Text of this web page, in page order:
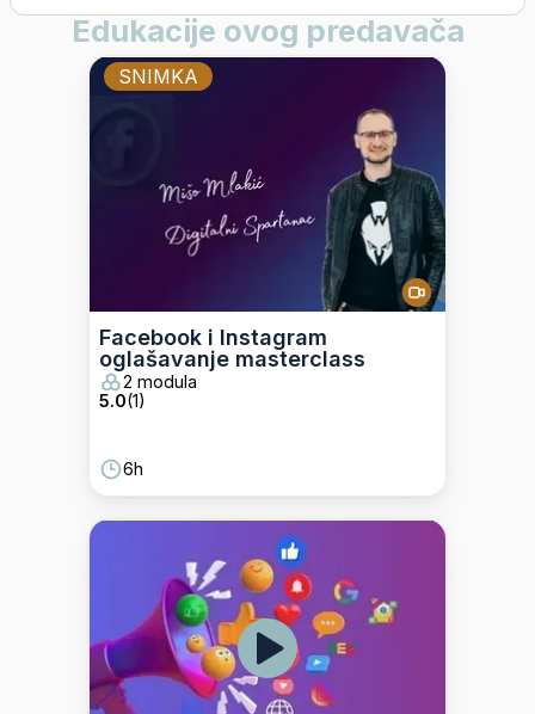
Edukacije ovog predavača
SNIMKA
Facebook i Instagram
oglašavanje masterclass
2 modula
5.0(1)
6h